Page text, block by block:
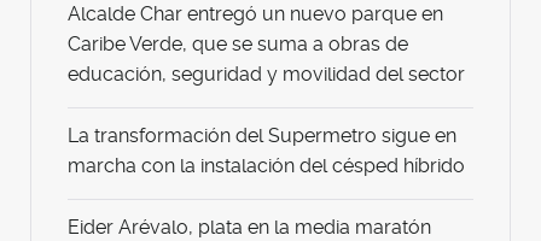
Alcalde Char entregó un nuevo parque en
Caribe Verde, que se suma a obras de
educación, seguridad y movilidad del sector
La transformación del Supermetro sigue en
marcha con la instalación del césped híbrido
Eider Arévalo, plata en la media maratón